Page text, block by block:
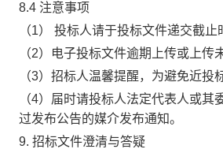
8.4 注意事项
（1） 投标人请于投标文件递交截
（2）电子投标文件逾期上传或上
（3）招标人温馨提醒，为避免近
（4）届时请投标人法定代表人或
过发布公告的媒介发布通知。
9. 招标文件澄清与答疑